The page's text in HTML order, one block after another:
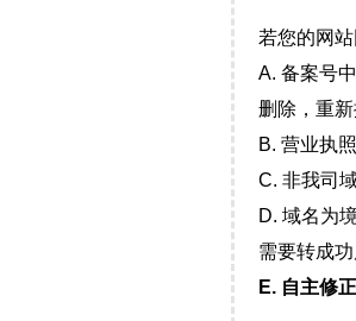
若您的网
A. 备案号
删除，重
B. 营业执
C. 非我司
D. 域名为
需要转成
E. 自主修